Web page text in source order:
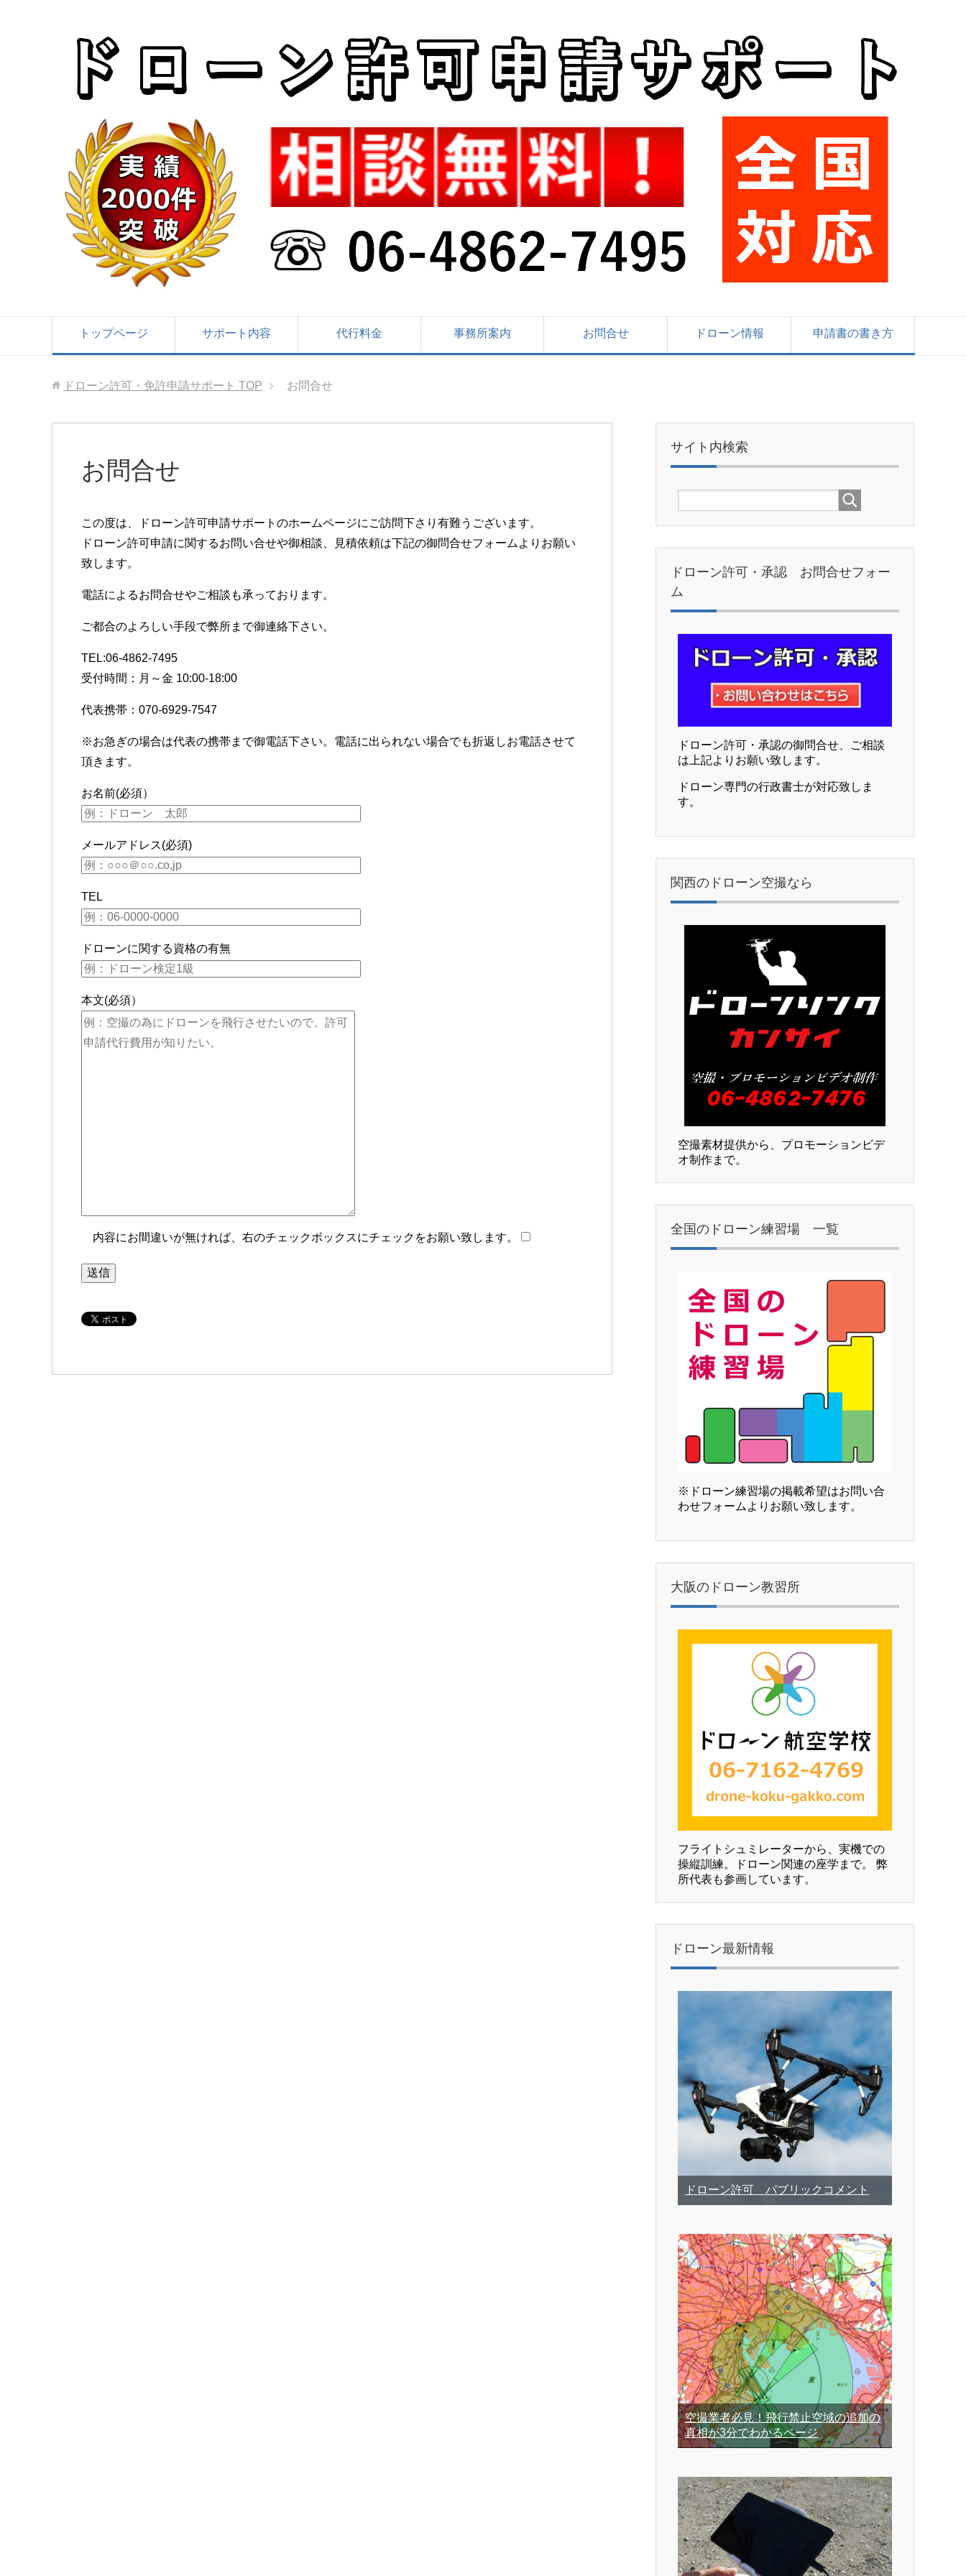
トップページ サポート内容 代行料金 事務所案内 お問合せ ドローン情報 申請書の書き方
ドローン許可・免許申請サポート TOP お問合せ
お問合せ
この度は、ドローン許可申請サポートのホームページにご訪問下さり有難うございます。
ドローン許可申請に関するお問い合せや御相談、見積依頼は下記の御問合せフォームよりお願い
致します。
電話によるお問合せやご相談も承っております。
ご都合のよろしい手段で弊所まで御連絡下さい。
TEL:06-4862-7495
受付時間：月～金 10:00-18:00
代表携帯：070-6929-7547
※お急ぎの場合は代表の携帯まで御電話下さい。電話に出られない場合でも折返しお電話させて
頂きます。
お名前(必須）
メールアドレス(必須)
TEL
ドローンに関する資格の有無
本文(必須）
内容にお間違いが無ければ、右のチェックボックスにチェックをお願い致します。
サイト内検索
ドローン許可・承認 お問合せフォー
ム
ドローン許可・承認の御問合せ、ご相談
は上記よりお願い致します。
ドローン専門の行政書士が対応致しま
す。
関西のドローン空撮なら
空撮素材提供から、プロモーションビデ
オ制作まで。
全国のドローン練習場 一覧
※ドローン練習場の掲載希望はお問い合
わせフォームよりお願い致します。
大阪のドローン教習所
フライトシュミレーターから、実機での
操縦訓練。ドローン関連の座学まで。 弊
所代表も参画しています。
ドローン最新情報
ドローン許可 パブリックコメント
空撮業者必見！飛行禁止空域の追加の
真相が3分でわかるページ